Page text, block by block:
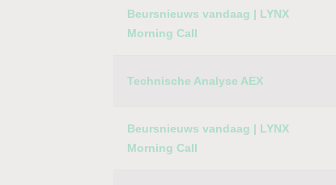
Beursnieuws vandaag | LYNX
Morning Call
Technische Analyse AEX
Beursnieuws vandaag | LYNX
Morning Call